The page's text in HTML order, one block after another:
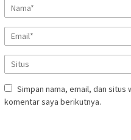
Simpan nama, email, dan
komentar saya berikutnya.